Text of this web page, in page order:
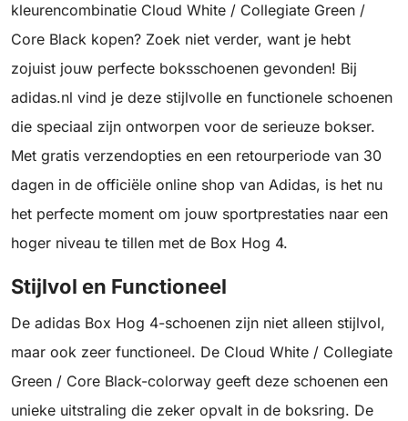
kleurencombinatie Cloud White / Collegiate Green /
Core Black kopen? Zoek niet verder, want je hebt
zojuist jouw perfecte boksschoenen gevonden! Bij
adidas.nl vind je deze stijlvolle en functionele schoenen
die speciaal zijn ontworpen voor de serieuze bokser.
Met gratis verzendopties en een retourperiode van 30
dagen in de officiële online shop van Adidas, is het nu
het perfecte moment om jouw sportprestaties naar een
hoger niveau te tillen met de Box Hog 4.
Stijlvol en Functioneel
De adidas Box Hog 4-schoenen zijn niet alleen stijlvol,
maar ook zeer functioneel. De Cloud White / Collegiate
Green / Core Black-colorway geeft deze schoenen een
unieke uitstraling die zeker opvalt in de boksring. De